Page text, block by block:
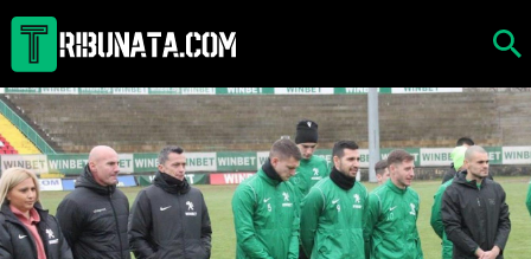
Skip
content